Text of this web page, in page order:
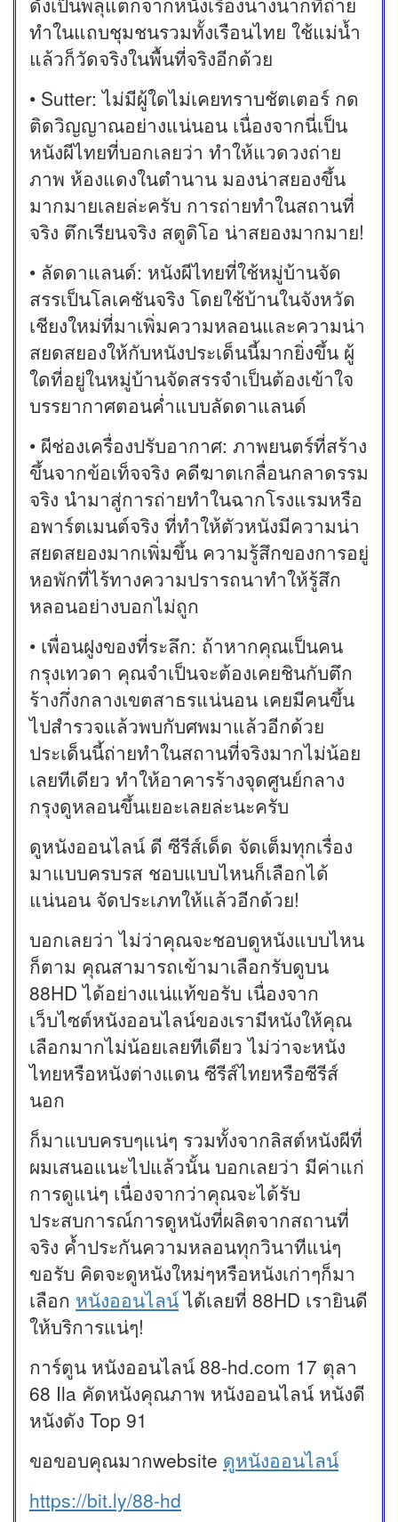
ทำในแถบชุมชนรวมทั้งเรือนไทย ใช้แม่น้ำ
แล้วก็วัดจริงในพื้นที่จริงอีกด้วย
• Sutter: ไม่มีผู้ใดไม่เคยทราบชัตเตอร์ กด
ติดวิญญาณอย่างแน่นอน เนื่องจากนี่เป็น
หนังผีไทยที่บอกเลยว่า ทำให้แวดวงถ่าย
ภาพ ห้องแดงในตำนาน มองน่าสยองขึ้น
มากมายเลยล่ะครับ การถ่ายทำในสถานที่
จริง ตึกเรียนจริง สตูดิโอ น่าสยองมากมาย!
• ลัดดาแลนด์: หนังผีไทยที่ใช้หมู่บ้านจัด
สรรเป็นโลเคชันจริง โดยใช้บ้านในจังหวัด
เชียงใหม่ที่มาเพิ่มความหลอนและความน่า
สยดสยองให้กับหนังประเด็นนี้มากยิ่งขึ้น ผู้
ใดที่อยู่ในหมู่บ้านจัดสรรจำเป็นต้องเข้าใจ
บรรยากาศตอนค่ำแบบลัดดาแลนด์
• ผีช่องเครื่องปรับอากาศ: ภาพยนตร์ที่สร้าง
ขึ้นจากข้อเท็จจริง คดีฆาตเกลื่อนกลาดรรม
จริง นำมาสู่การถ่ายทำในฉากโรงแรมหรือ
อพาร์ตเมนต์จริง ที่ทำให้ตัวหนังมีความน่า
สยดสยองมากเพิ่มขึ้น ความรู้สึกของการอยู่
หอพักที่ไร้ทางความปรารถนาทำให้รู้สึก
หลอนอย่างบอกไม่ถูก
• เพื่อนฝูงของที่ระลึก: ถ้าหากคุณเป็นคน
กรุงเทวดา คุณจำเป็นจะต้องเคยชินกับตึก
ร้างกึ่งกลางเขตสาธรแน่นอน เคยมีคนขึ้น
ไปสำรวจแล้วพบกับศพมาแล้วอีกด้วย
ประเด็นนี้ถ่ายทำในสถานที่จริงมากไม่น้อย
เลยทีเดียว ทำให้อาคารร้างจุดศูนย์กลาง
กรุงดูหลอนขึ้นเยอะเลยล่ะนะครับ
ดูหนังออนไลน์ ดี ซีรีส์เด็ด จัดเต็มทุกเรื่อง
มาแบบครบรส ชอบแบบไหนก็เลือกได้
แน่นอน จัดประเภทให้แล้วอีกด้วย!
บอกเลยว่า ไม่ว่าคุณจะชอบดูหนังแบบไหน
ก็ตาม คุณสามารถเข้ามาเลือกรับดูบน
88HD ได้อย่างแน่แท้ขอรับ เนื่องจาก
เว็บไซต์หนังออนไลน์ของเรามีหนังให้คุณ
เลือกมากไม่น้อยเลยทีเดียว ไม่ว่าจะหนัง
ไทยหรือหนังต่างแดน ซีรีส์ไทยหรือซีรีส์
นอก
ก็มาแบบครบๆแน่ๆ รวมทั้งจากลิสต์หนังผีที่
ผมเสนอแนะไปแล้วนั้น บอกเลยว่า มีค่าแก่
การดูแน่ๆ เนื่องจากว่าคุณจะได้รับ
ประสบการณ์การดูหนังที่ผลิตจากสถานที่
จริง ค้ำประกันความหลอนทุกวินาทีแน่ๆ
ขอรับ คิดจะดูหนังใหม่ๆหรือหนังเก่าๆก็มา
เลือก หนังออนไลน์ได้เลยที่ 88HD เรายินดี
ให้บริการแน่ๆ!
การ์ตูน หนังออนไลน์ 88-hd.com 17 ตุลา
68 Ila คัดหนังคุณภาพ หนังออนไลน์ หนังดี
หนังดัง Top 91
ขอขอบคุณมากwebsite ดูหนังออนไลน์
https://bit.ly/88-hd